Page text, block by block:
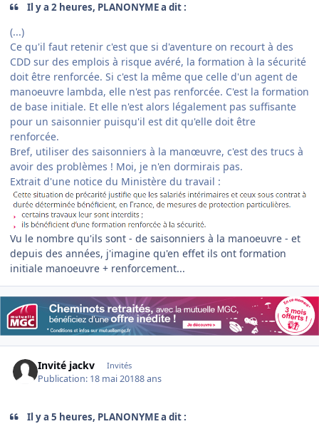
Il y a 2 heures, PLANONYME a dit :
(...)
Ce qu'il faut retenir c'est que si d'aventure on recourt à des
CDD sur des emplois à risque avéré, la formation à la sécurité
doit être renforcée. Si c'est la même que celle d'un agent de
manoeuvre lambda, elle n'est pas renforcée. C'est la formation
de base initiale. Et elle n'est alors légalement pas suffisante
pour un saisonnier puisqu'il est dit qu'elle doit être
renforcée.
Bref, utiliser des saisonniers à la manœuvre, c'est des trucs à
avoir des problèmes ! Moi, je n'en dormirais pas.
Extrait d'une notice du Ministère du travail :
Vu le nombre qu'ils sont - de saisonniers à la manoeuvre - et
depuis des années, j'imagine qu'en effet ils ont formation
initiale manoeuvre + renforcement...
Invité jackv Invités
Publication: 18 mai 20188 ans
Il y a 5 heures, PLANONYME a dit :